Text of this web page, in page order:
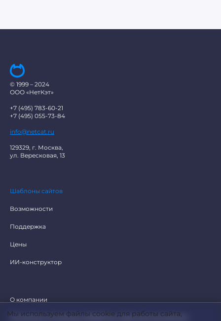
© 1999 – 2024
ООО «НетКэт»
+7 (495) 783-60-21
+7 (495) 055-73-84
info@netcat.ru
129329, г. Москва,
ул. Вересковая, 13
Шаблоны сайтов
Возможности
Поддержка
Цены
ИИ-конструктор
О компании
Политика в отношении обработки персональных данных
Мы используем файлы cookie для работы сайта,